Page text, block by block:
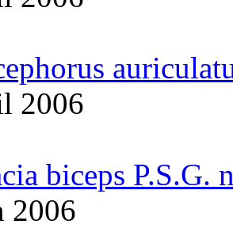
2006
biceps P.S.G.
2006